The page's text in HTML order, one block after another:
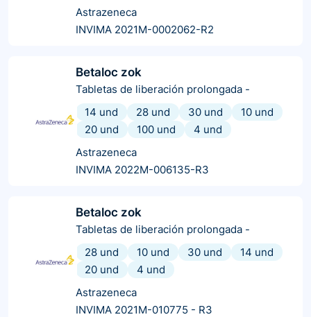
Astrazeneca
INVIMA 2021M-0002062-R2
Betaloc zok
Tabletas de liberación prolongada -
14 und
28 und 30 und
10 und
20 und
100 und
4 und
Astrazeneca
INVIMA 2022M-006135-R3
Betaloc zok
Tabletas de liberación prolongada -
28 und
10 und 30 und
14 und
20 und
4 und
Astrazeneca
INVIMA 2021M-010775 - R3